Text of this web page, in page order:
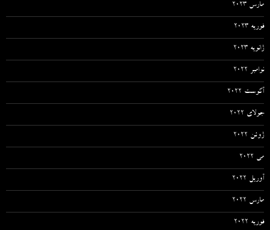
مارس 2023
فوریه 2023
ژانویه 2023
نوامبر 2022
آگوست 2022
جولای 2022
ژوئن 2022
می 2022
آوریل 2022
مارس 2022
فوریه 2022